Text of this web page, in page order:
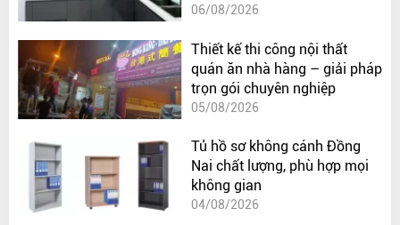
06/08/2026
Thiết kế thi công nội thất
quán ăn nhà hàng – giải pháp
trọn gói chuyên nghiệp
05/08/2026
Tủ hồ sơ không cánh Đồng
Nai chất lượng, phù hợp mọi
không gian
04/08/2026